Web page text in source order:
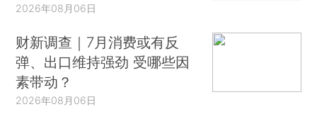
2026年08月06日
财新调查｜7月消费或有反
弹、出口维持强劲 受哪些因
素带动？
2026年08月06日